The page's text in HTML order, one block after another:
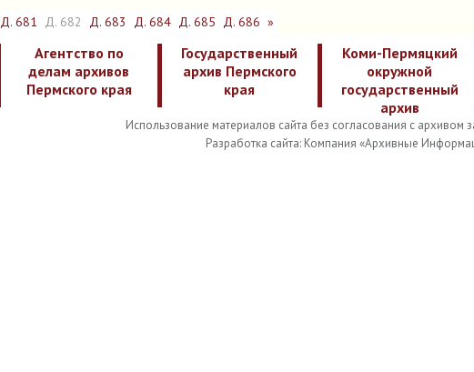
Д. 681 Д. 682 Д. 683 Д. 684 Д. 685 Д. 686 »
Агентство по
делам архивов
Пермского края
Государственный
архив Пермского
края
Коми-Пермяцкий
окружной
государственный
архив
Использование материалов сайта без согласования с
Разработка сайта: Компания «Архивные